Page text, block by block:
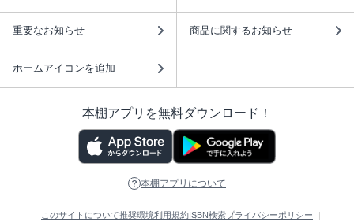
重要なお知らせ 商品に関するお知らせ
ホームアイコンを追加
本棚アプリを無料ダウンロード！
本棚アプリについて
このサイトについて推奨環境利用規約ISBN検索プライバシーポリシー